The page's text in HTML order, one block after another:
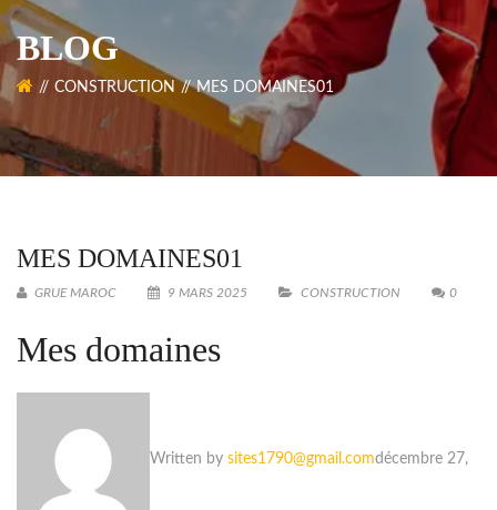
BLOG
CONSTRUCTION MES DOMAINES01
MES DOMAINES01
GRUE MAROC 9 MARS 2025 CONSTRUCTION 0
Mes domaines
Written by sites1790@gmail.comdécembre 27,